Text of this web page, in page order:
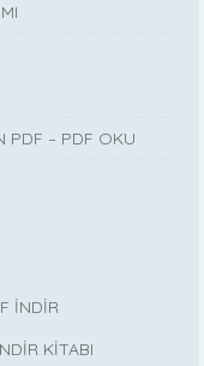
PDF – PDF OKU
İNDİR
KİTABI